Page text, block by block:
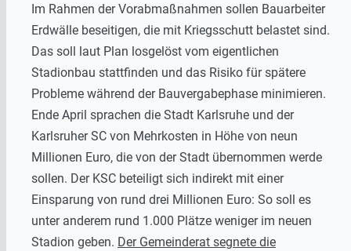
Im Rahmen der Vorabmaßnahmen sollen Bauarbeiter
Erdwälle beseitigen, die mit Kriegsschutt belastet sind.
Das soll laut Plan losgelöst vom eigentlichen
Stadionbau stattfinden und das Risiko für spätere
Probleme während der Bauvergabephase minimieren.
Ende April sprachen die Stadt Karlsruhe und der
Karlsruher SC von Mehrkosten in Höhe von neun
Millionen Euro, die von der Stadt übernommen werde
sollen. Der KSC beteiligt sich indirekt mit einer
Einsparung von rund drei Millionen Euro: So soll es
unter anderem rund 1.000 Plätze weniger im neuen
Stadion geben. Der Gemeinderat segnete die